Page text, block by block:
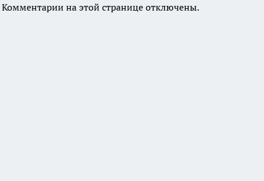
Комментарии на этой странице отключены.